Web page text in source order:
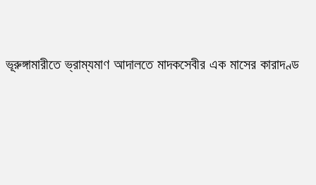
ভূরুঙ্গামারীতে ভ্রাম্যমাণ আদালতে মাদকসেবীর এক মাসের কারাদণ্ড